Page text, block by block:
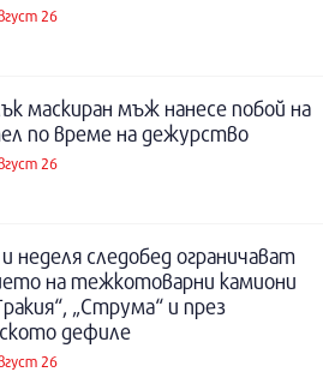
26
маскиран мъж нанесе побой на
по време на дежурство
26
неделя следобед ограничават
на тежкотоварни камиони
„Струма“ и през
дефиле
26